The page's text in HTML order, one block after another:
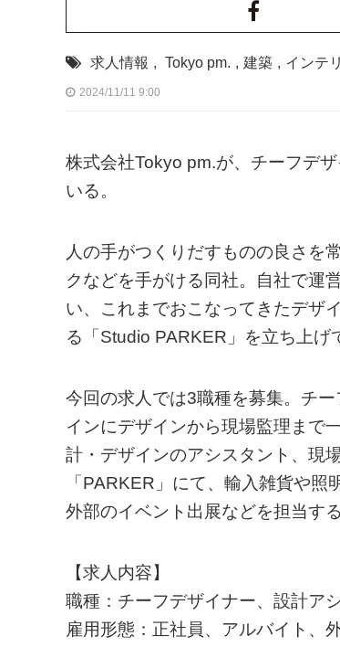
求人情報 , Tokyo pm. , 建築 , インテ
2024/11/11 9:00
株式会社Tokyo pm.が、チーフデ
いる。
人の手がつくりだすものの良さを
クなどを手がける同社。自社で運
い、これまでおこなってきたデザ
る「Studio PARKER」を立ち上げ
今回の求人では3職種を募集。チ
インにデザインから現場監理まで
計・デザインのアシスタント、現
「PARKER」にて、輸入雑貨や照
外部のイベント出展などを担当する
【求人内容】
職種：チーフデザイナー、設計ア
雇用形態：正社員、アルバイト、